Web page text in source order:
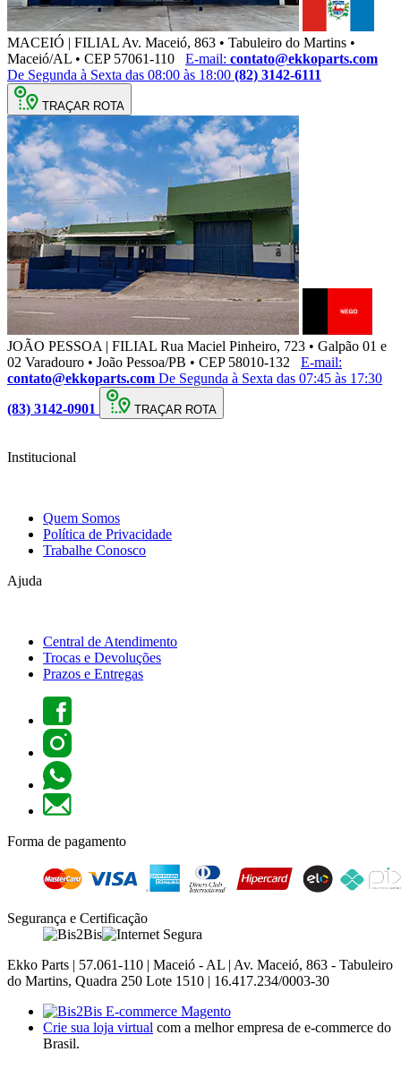
MACEIÓ | FILIAL Av. Maceió, 863 • Tabuleiro do Martins •
Maceió/AL • CEP 57061-110
E-mail: contato@ekkoparts.com
De Segunda à Sexta das 08:00 às 18:00 (82) 3142-6111
TRAÇAR ROTA
JOÃO PESSOA | FILIAL Rua Maciel Pinheiro, 723 • Galpão 01 e
02 Varadouro • João Pessoa/PB • CEP 58010-132
E-mail:
contato@ekkoparts.com De Segunda à Sexta das 07:45 às 17:30
(83) 3142-0901
TRAÇAR ROTA
Institucional
Quem Somos
Política de Privacidade
Trabalhe Conosco
Ajuda
Central de Atendimento
Trocas e Devoluções
Prazos e Entregas
Forma de pagamento
Segurança e Certificação
Ekko Parts | 57.061-110 | Maceió - AL | Av. Maceió, 863 - Tabuleiro
do Martins, Quadra 250 Lote 1510 | 16.417.234/0003-30
Crie sua loja virtual com a melhor empresa de e-commerce do
Brasil.